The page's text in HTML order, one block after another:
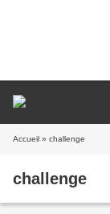
Accueil » challenge
challenge